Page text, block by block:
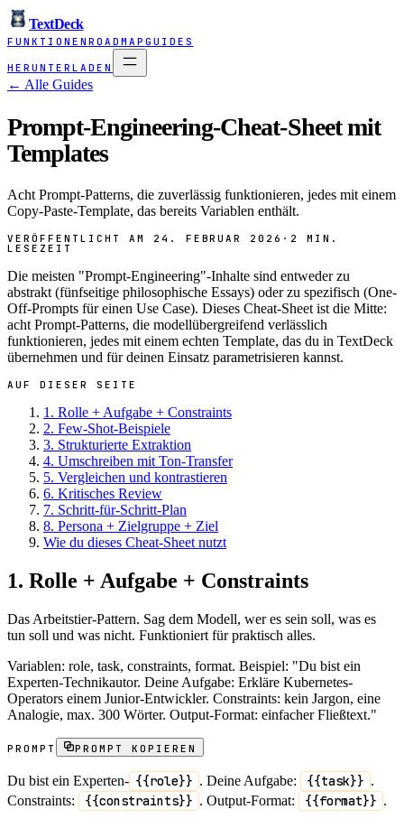
TextDeck
FUNKTIONEN ROADMAP GUIDES
HERUNTERLADEN
← Alle Guides
Prompt-Engineering-Cheat-Sheet mit
Templates
Acht Prompt-Patterns, die zuverlässig funktionieren, jedes mit einem
Copy-Paste-Template, das bereits Variablen enthält.
VERÖFFENTLICHT AM 24. FEBRUAR 2026 · 2 MIN.
LESEZEIT
Die meisten "Prompt-Engineering"-Inhalte sind entweder zu
abstrakt (fünfseitige philosophische Essays) oder zu spezifisch (One-
Off-Prompts für einen Use Case). Dieses Cheat-Sheet ist die Mitte:
acht Prompt-Patterns, die modellübergreifend verlässlich
funktionieren, jedes mit einem echten Template, das du in TextDeck
übernehmen und für deinen Einsatz parametrisieren kannst.
AUF DIESER SEITE
1. Rolle + Aufgabe + Constraints
2. Few-Shot-Beispiele
3. Strukturierte Extraktion
4. Umschreiben mit Ton-Transfer
5. Vergleichen und kontrastieren
6. Kritisches Review
7. Schritt-für-Schritt-Plan
8. Persona + Zielgruppe + Ziel
Wie du dieses Cheat-Sheet nutzt
1. Rolle + Aufgabe + Constraints
Das Arbeitstier-Pattern. Sag dem Modell, wer es sein soll, was es
tun soll und was nicht. Funktioniert für praktisch alles.
Variablen: role, task, constraints, format. Beispiel: "Du bist ein
Experten-Technikautor. Deine Aufgabe: Erkläre Kubernetes-
Operators einem Junior-Entwickler. Constraints: kein Jargon, eine
Analogie, max. 300 Wörter. Output-Format: einfacher Fließtext."
PROMPT PROMPT KOPIEREN
Du bist ein Experten- {{role}} . Deine Aufgabe: {{task}} .
Constraints:
{{constraints}} . Output-Format: {{format}} .